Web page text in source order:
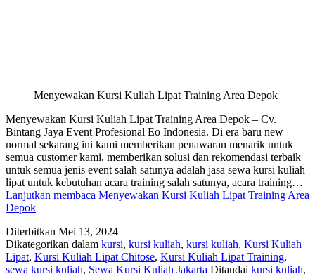
Menyewakan Kursi Kuliah Lipat Training Area Depok
Menyewakan Kursi Kuliah Lipat Training Area Depok – Cv.
Bintang Jaya Event Profesional Eo Indonesia. Di era baru new
normal sekarang ini kami memberikan penawaran menarik untuk
semua customer kami, memberikan solusi dan rekomendasi terbaik
untuk semua jenis event salah satunya adalah jasa sewa kursi kuliah
lipat untuk kebutuhan acara training salah satunya, acara training…
Lanjutkan membaca Menyewakan Kursi Kuliah Lipat Training Area
Depok
Diterbitkan Mei 13, 2024
Dikategorikan dalam kursi, kursi kuliah, kursi kuliah, Kursi Kuliah
Lipat, Kursi Kuliah Lipat Chitose, Kursi Kuliah Lipat Training,
sewa kursi kuliah, Sewa Kursi Kuliah Jakarta Ditandai kursi kuliah,